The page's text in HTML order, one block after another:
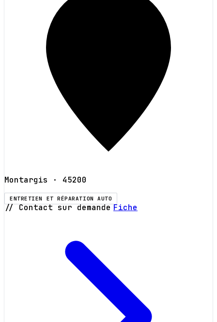
Montargis · 45200
ENTRETIEN ET RÉPARATION AUTO
// Contact sur demande Fiche